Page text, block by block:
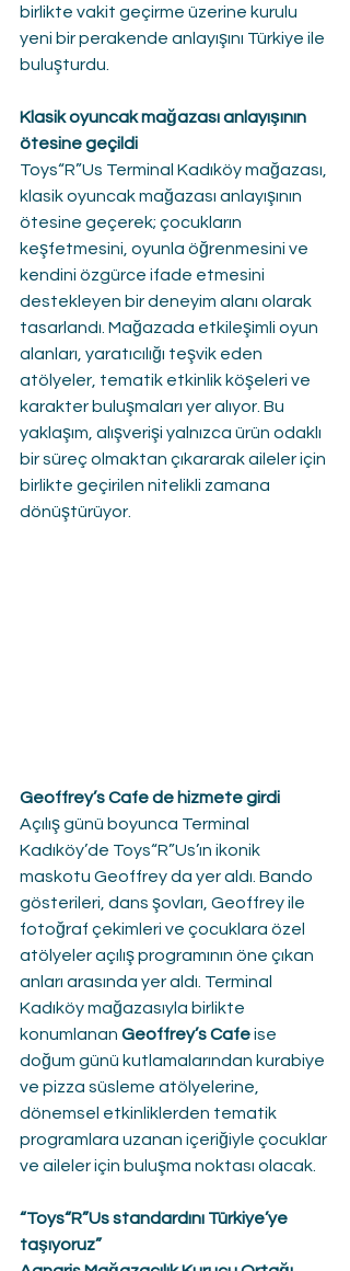
birlikte vakit geçirme üzerine kurulu
yeni bir perakende anlayışını Türkiye ile
buluşturdu.
Klasik oyuncak mağazası anlayışının
ötesine geçildi
Toys“R”Us Terminal Kadıköy mağazası,
klasik oyuncak mağazası anlayışının
ötesine geçerek; çocukların
keşfetmesini, oyunla öğrenmesini ve
kendini özgürce ifade etmesini
destekleyen bir deneyim alanı olarak
tasarlandı. Mağazada etkileşimli oyun
alanları, yaratıcılığı teşvik eden
atölyeler, tematik etkinlik köşeleri ve
karakter buluşmaları yer alıyor. Bu
yaklaşım, alışverişi yalnızca ürün odaklı
bir süreç olmaktan çıkararak aileler için
birlikte geçirilen nitelikli zamana
dönüştürüyor.
Geoffrey’s Cafe de hizmete girdi
Açılış günü boyunca Terminal
Kadıköy’de Toys“R”Us’ın ikonik
maskotu Geoffrey da yer aldı. Bando
gösterileri, dans şovları, Geoffrey ile
fotoğraf çekimleri ve çocuklara özel
atölyeler açılış programının öne çıkan
anları arasında yer aldı. Terminal
Kadıköy mağazasıyla birlikte
konumlanan Geoffrey’s Cafe ise
doğum günü kutlamalarından kurabiye
ve pizza süsleme atölyelerine,
dönemsel etkinliklerden tematik
programlara uzanan içeriğiyle çocuklar
ve aileler için buluşma noktası olacak.
“Toys“R”Us standardını Türkiye’ye
taşıyoruz”